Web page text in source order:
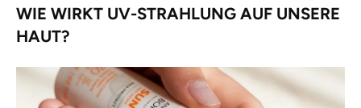
WIE WIRKT UV-STRAHLUNG AUF UNSERE
HAUT?